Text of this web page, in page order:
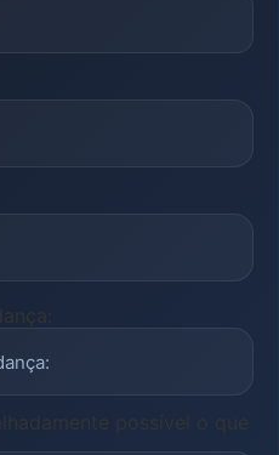
possível o que